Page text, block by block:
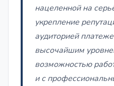
нацеленной на
укрепление
аудиторией
высочайшим
возможностью
и с